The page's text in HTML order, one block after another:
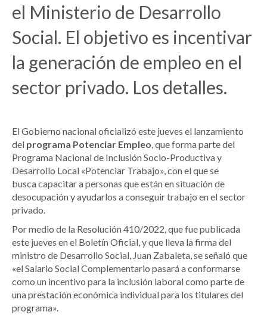
el Ministerio de Desarrollo
Social. El objetivo es incentivar
la generación de empleo en el
sector privado. Los detalles.
El Gobierno nacional oficializó este jueves el lanzamiento
del programa Potenciar Empleo, que forma parte del
Programa Nacional de Inclusión Socio-Productiva y
Desarrollo Local «Potenciar Trabajo», con el que se
busca capacitar a personas que están en situación de
desocupación y ayudarlos a conseguir trabajo en el sector
privado.
Por medio de la Resolución 410/2022, que fue publicada
este jueves en el Boletín Oficial, y que lleva la firma del
ministro de Desarrollo Social, Juan Zabaleta, se señaló que
«el Salario Social Complementario pasará a conformarse
como un incentivo para la inclusión laboral como parte de
una prestación económica individual para los titulares del
programa».